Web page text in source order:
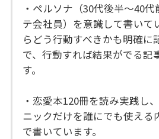
・ペルソナ（30代後半～40
テ会社員）を意識して書いて
らどう行動すべきかも明確に
で、行動すれば結果がでる記
す。
・恋愛本120冊を読み実践し
ニックだけを誰にでも使える
で書いています。